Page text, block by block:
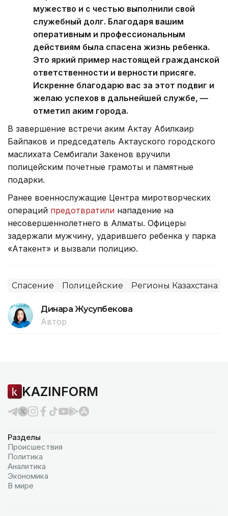
мужество и с честью выполнили свой
служебный долг. Благодаря вашим
оперативным и профессиональным
действиям была спасена жизнь ребенка.
Это яркий пример настоящей гражданской
ответственности и верности присяге.
Искренне благодарю вас за этот подвиг и
желаю успехов в дальнейшей службе, —
отметил аким города.
В завершение встречи аким Актау Абилкаир
Байпаков и председатель Актауского городского
маслихата Сембигали Закенов вручили
полицейским почетные грамоты и памятные
подарки.
Ранее военнослужащие Центра миротворческих
операций предотвратили нападение на
несовершеннолетнего в Алматы. Офицеры
задержали мужчину, ударившего ребенка у парка
«Атакент» и вызвали полицию.
Спасение Полицейские Регионы Казахстана
Динара Жусупбекова
Автор
KAZINFORM
Разделы
Происшествия
Политика
Аналитика
Экономика
В мире